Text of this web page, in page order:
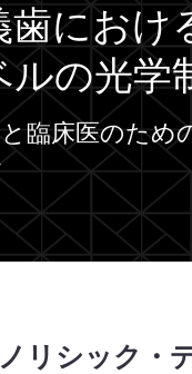
におけ
ルの光学
臨床医のため
リシック・